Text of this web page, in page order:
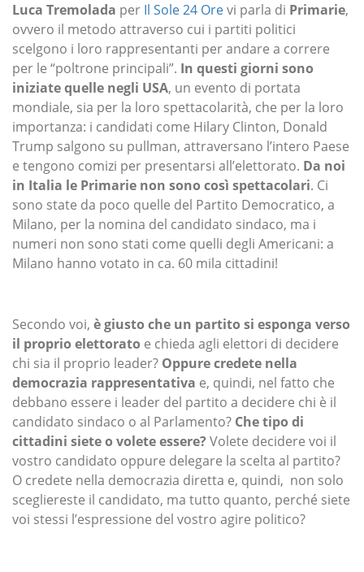
Luca Tremolada per Il Sole 24 Orevi parla di Primarie,
ovvero il metodo attraverso cui i partiti politici
scelgono i loro rappresentanti per andare a correre
per le “poltrone principali”. In questi giorni sono
iniziate quelle negli USA, un evento di portata
mondiale, sia per la loro spettacolarità, che per la loro
importanza: i candidati come Hilary Clinton, Donald
Trump salgono su pullman, attraversano l’intero Paese
e tengono comizi per presentarsi all’elettorato. Da noi
in Italia le Primarie non sono così spettacolari. Ci
sono state da poco quelle del Partito Democratico, a
Milano, per la nomina del candidato sindaco, ma i
numeri non sono stati come quelli degli Americani: a
Milano hanno votato in ca. 60 mila cittadini!
Secondo voi, è giusto che un partito si esponga verso
il proprio elettorato e chieda agli elettori di decidere
chi sia il proprio leader? Oppure credete nella
democrazia rappresentativa e, quindi, nel fatto che
debbano essere i leader del partito a decidere chi è il
candidato sindaco o al Parlamento? Che tipo di
cittadini siete o volete essere? Volete decidere voi il
vostro candidato oppure delegare la scelta al partito?
O credete nella democrazia diretta e, quindi, non solo
scegliereste il candidato, ma tutto quanto, perché siete
voi stessi l’espressione del vostro agire politico?